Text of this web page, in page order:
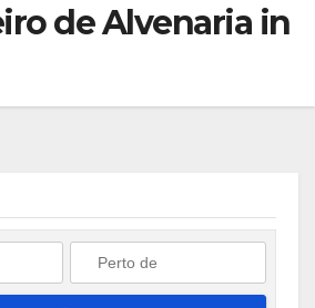
de Alvenaria in